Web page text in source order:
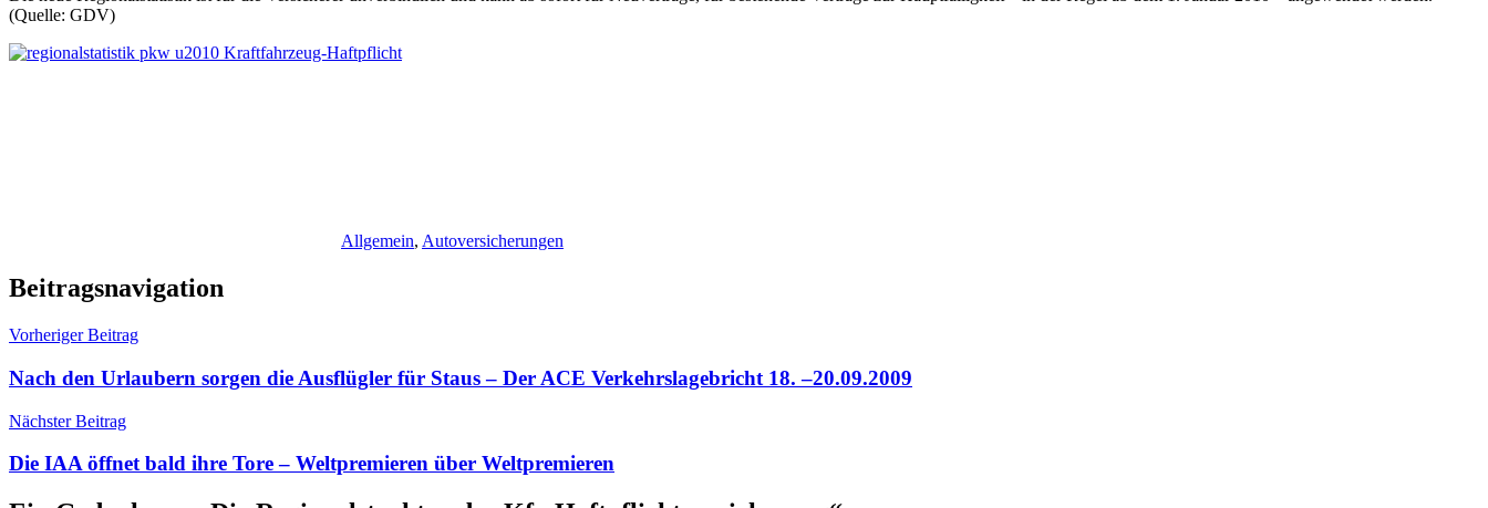
(Quelle: GDV)
Allgemein, Autoversicherungen
Beitragsnavigation
Vorheriger Beitrag
Nach den Urlaubern sorgen die Ausflügler für Staus – Der ACE Verkehrslagebricht 18. –20.09.2009
Nächster Beitrag
Die IAA öffnet bald ihre Tore – Weltpremieren über Weltpremieren